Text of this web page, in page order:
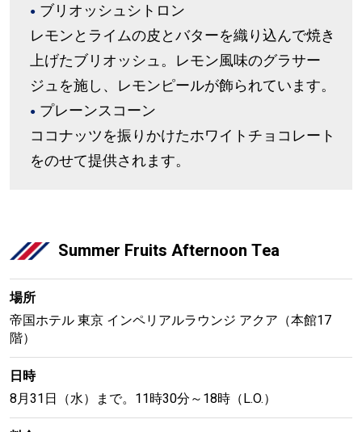
ブリオッシュシトロン
レモンとライムの皮とバターを織り込んで焼き
上げたブリオッシュ。レモン風味のグラサー
ジュを施し、レモンピールが飾られています。
プレーンスコーン
ココナッツを振りかけたホワイトチョコレート
をのせて提供されます。
Summer Fruits Afternoon Tea
場所
帝国ホテル 東京 インペリアルラウンジ アクア（本館17
階）
日時
8月31日（水）まで。11時30分～18時（L.O.）